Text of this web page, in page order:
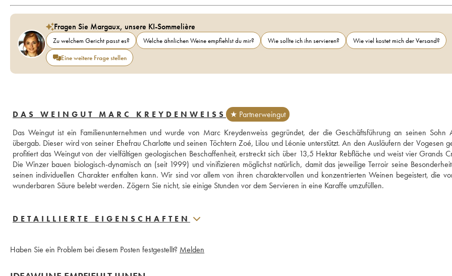
Fragen Sie Margaux, unsere KI-Sommelière
Zu welchem Gericht passt es? Welche ähnlichen Weine empfiehlst du mir? Wie sollte ich ihn servieren?
Wie viel kostet mich der Versand?
Eine weitere Frage stellen
DAS WEINGUT MARC KREYDENWEISS
★ Partnerweingut
Das Weingut ist ein Familienunternehmen und wurde von Marc Kreydenweiss gegründet, der die Geschäftsführung an seinen Sohn
übergab. Dieser wird von seiner Ehefrau Charlotte und seinen Töchtern Zoé, Lilou und Léonie unterstützt. An den Ausläufern der Vogesen
profitiert das Weingut von der vielfältigen geologischen Beschaffenheit, erstreckt sich über 13,5 Hektar Rebfläche und weist vier Grands
Die Winzer bauen biologisch-dynamisch an (seit 1999) und vinifizieren möglichst natürlich, damit das jeweilige Terroir seine
seinen individuellen Charakter entfalten kann. Wir sind vor allem von ihren charaktervollen und konzentrierten Weinen begeistert, die
wunderbaren Säure belebt werden. Zögern Sie nicht, sie einige Stunden vor dem Servieren in eine Karaffe umzufüllen.
DETAILLIERTE EIGENSCHAFTEN
Haben Sie ein Problem bei diesem Posten festgestellt? Melden